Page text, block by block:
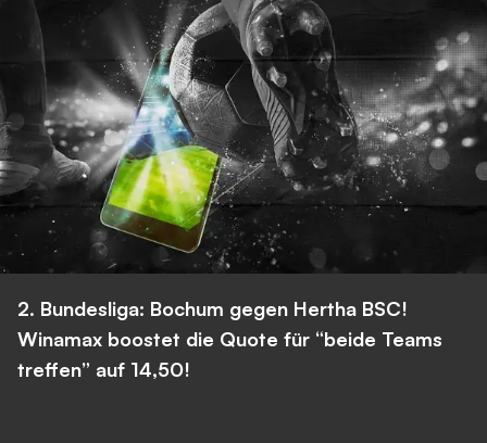
2. Bundesliga: Bochum gegen Hertha BSC!
Winamax boostet die Quote für “beide Teams
treffen” auf 14,50!